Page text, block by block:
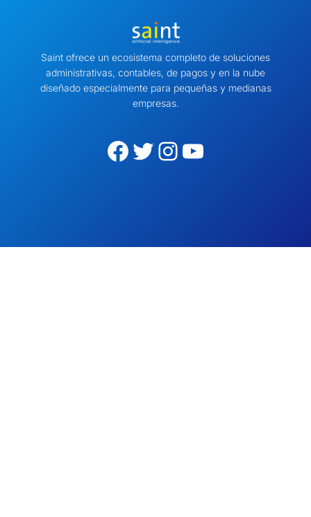
Saint ofrece un ecosistema completo de soluciones
administrativas, contables, de pagos y en la nube
diseñado especialmente para pequeñas y medianas
empresas.
Facebook Twitter Instagram YouTube